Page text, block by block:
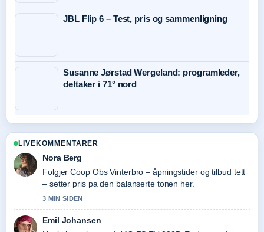
JBL Flip 6 – Test, pris og sammenligning
Susanne Jørstad Wergeland: programleder,
deltaker i 71° nord
LIVEKOMMENTARER
Nora Berg
Folgjer Coop Obs Vinterbro – åpningstider og tilbud tett
– setter pris pa den balanserte tonen her.
3 MIN SIDEN
Emil Johansen